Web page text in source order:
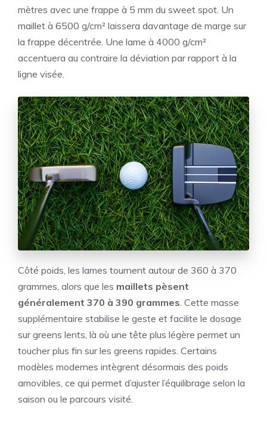
mètres avec une frappe à 5 mm du sweet spot. Un
maillet à 6500 g/cm² laissera davantage de marge sur
la frappe décentrée. Une lame à 4000 g/cm²
accentuera au contraire la déviation par rapport à la
ligne visée.
Côté poids, les lames tournent autour de 360 à 370
grammes, alors que les maillets pèsent
généralement 370 à 390 grammes. Cette masse
supplémentaire stabilise le geste et facilite le dosage
sur greens lents, là où une tête plus légère permet un
toucher plus fin sur les greens rapides. Certains
modèles modernes intègrent désormais des poids
amovibles, ce qui permet d’ajuster l’équilibrage selon la
saison ou le parcours visité.